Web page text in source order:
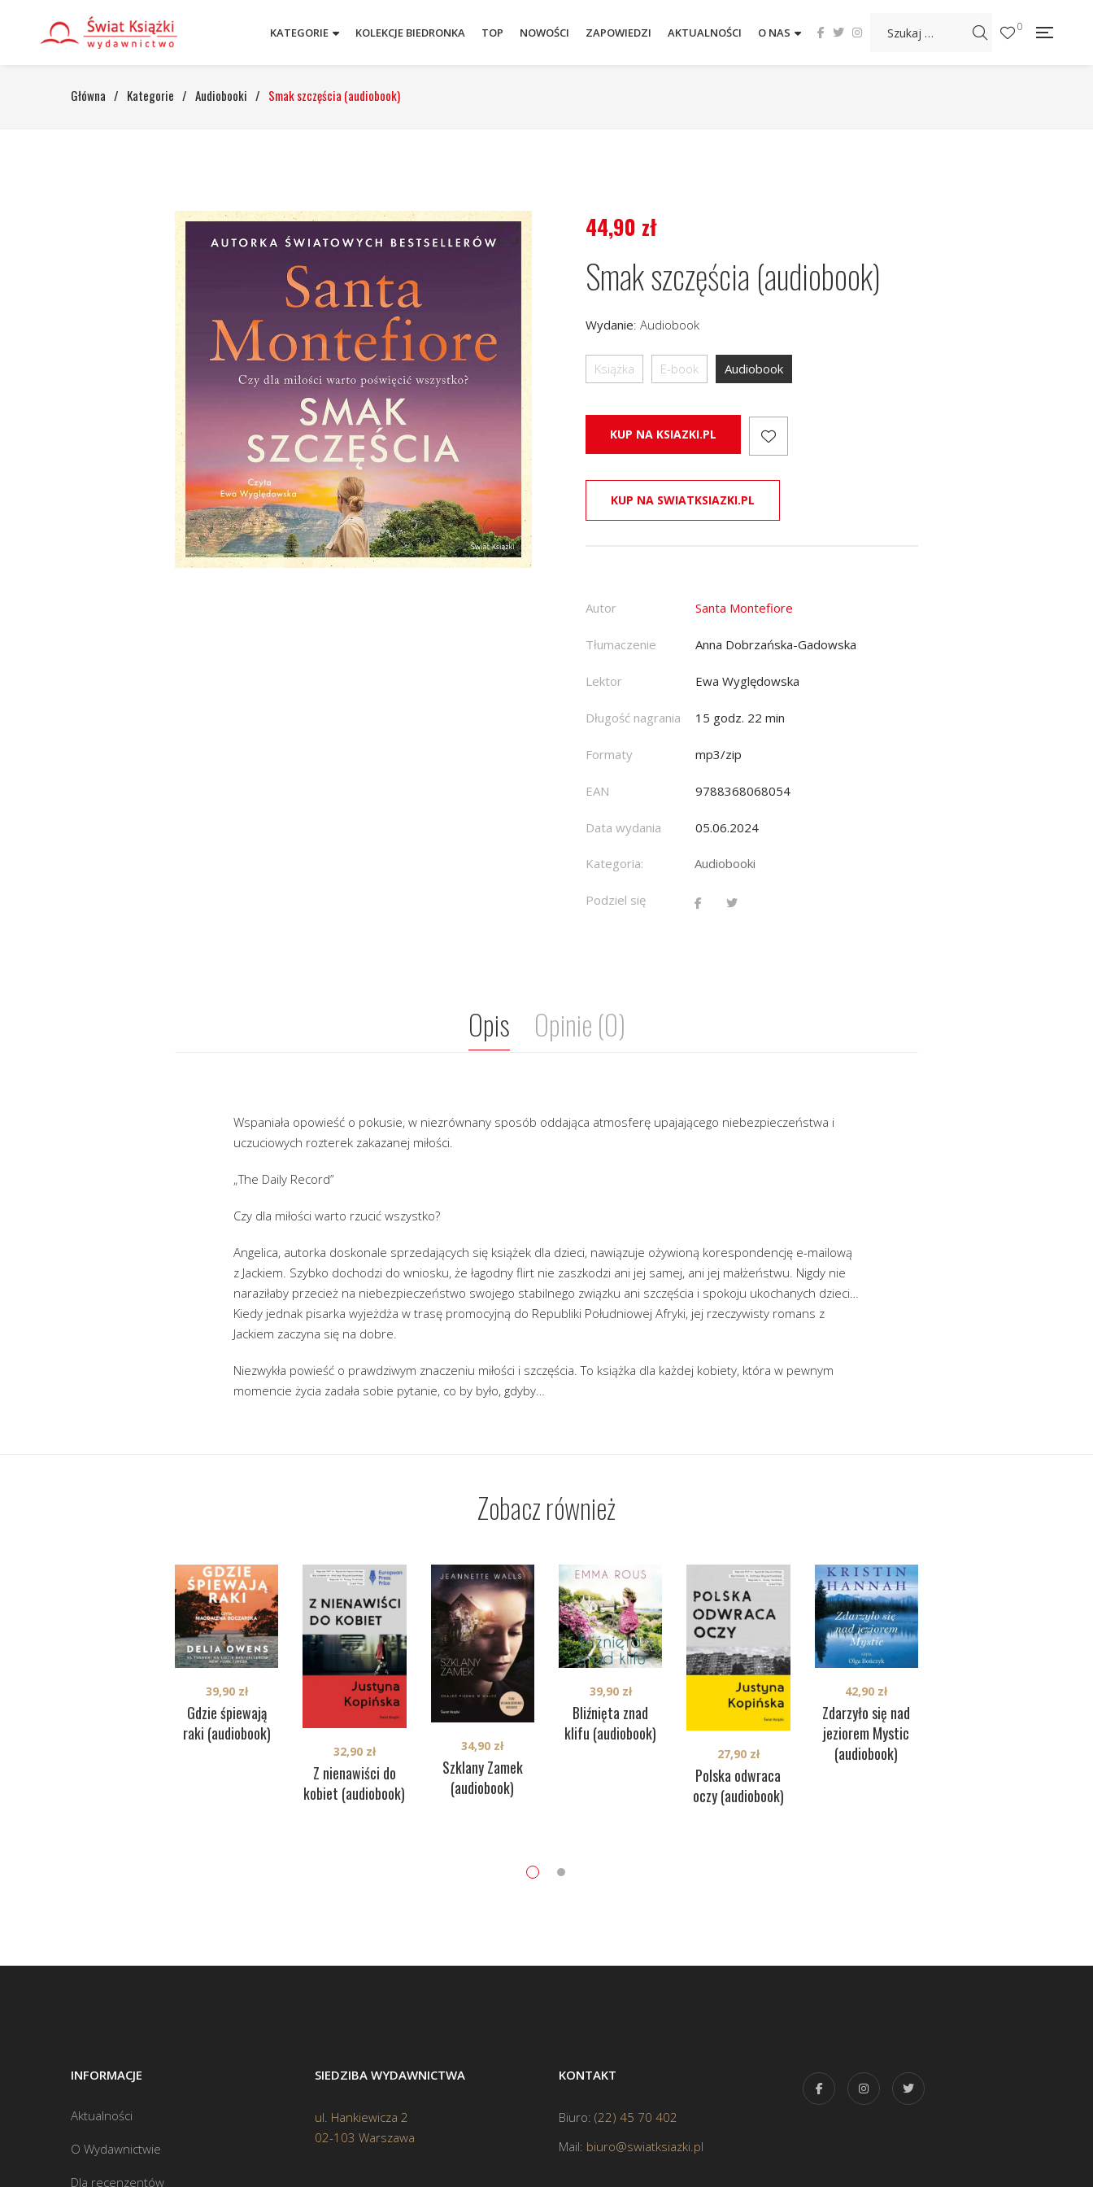
KATEGORIE KOLEKCJE BIEDRONKA TOP NOWOŚCI ZAPOWIEDZI AKTUALNOŚCI O NAS 0
Główna / Kategorie / Audiobooki / Smak szczęścia (audiobook)
44,90 zł
Smak szczęścia (audiobook)
Wydanie: Audiobook
Książka E-book Audiobook
KUP NA KSIAZKI.PL
KUP NA SWIATKSIAZKI.PL
Autor Santa Montefiore
Tłumaczenie Anna Dobrzańska-Gadowska
Lektor Ewa Wyględowska
Długość nagrania 15 godz. 22 min
Formaty mp3/zip
EAN 9788368068054
Data wydania 05.06.2024
Kategoria: Audiobooki
Podziel się
Opis Opinie (0)
Wspaniała opowieść o pokusie, w niezrównany sposób oddająca atmosferę upajającego niebezpieczeństwa i
uczuciowych rozterek zakazanej miłości.
„The Daily Record”
Czy dla miłości warto rzucić wszystko?
Angelica, autorka doskonale sprzedających się książek dla dzieci, nawiązuje ożywioną korespondencję e-mailową
z Jackiem. Szybko dochodzi do wniosku, że łagodny flirt nie zaszkodzi ani jej samej, ani jej małżeństwu. Nigdy nie
naraziłaby przecież na niebezpieczeństwo swojego stabilnego związku ani szczęścia i spokoju ukochanych dzieci…
Kiedy jednak pisarka wyjeżdża w trasę promocyjną do Republiki Południowej Afryki, jej rzeczywisty romans z
Jackiem zaczyna się na dobre.
Niezwykła powieść o prawdziwym znaczeniu miłości i szczęścia. To książka dla każdej kobiety, która w pewnym
momencie życia zadała sobie pytanie, co by było, gdyby…
Zobacz również
Gdzie śpiewają
raki (audiobook)
39,90 zł
Z nienawiści do
kobiet (audiobook)
32,90 zł
Szklany Zamek
(audiobook)
34,90 zł
Bliźnięta znad
klifu (audiobook)
39,90 zł
Polska odwraca
oczy (audiobook)
27,90 zł
Zdarzyło się nad
jeziorem Mystic
(audiobook)
42,90 zł
INFORMACJE
Aktualności
O Wydawnictwie
Dla recenzentów
SIEDZIBA WYDAWNICTWA
ul. Hankiewicza 2
02-103 Warszawa
KONTAKT
Biuro: (22) 45 70 402
Mail: biuro@swiatksiazki.pl